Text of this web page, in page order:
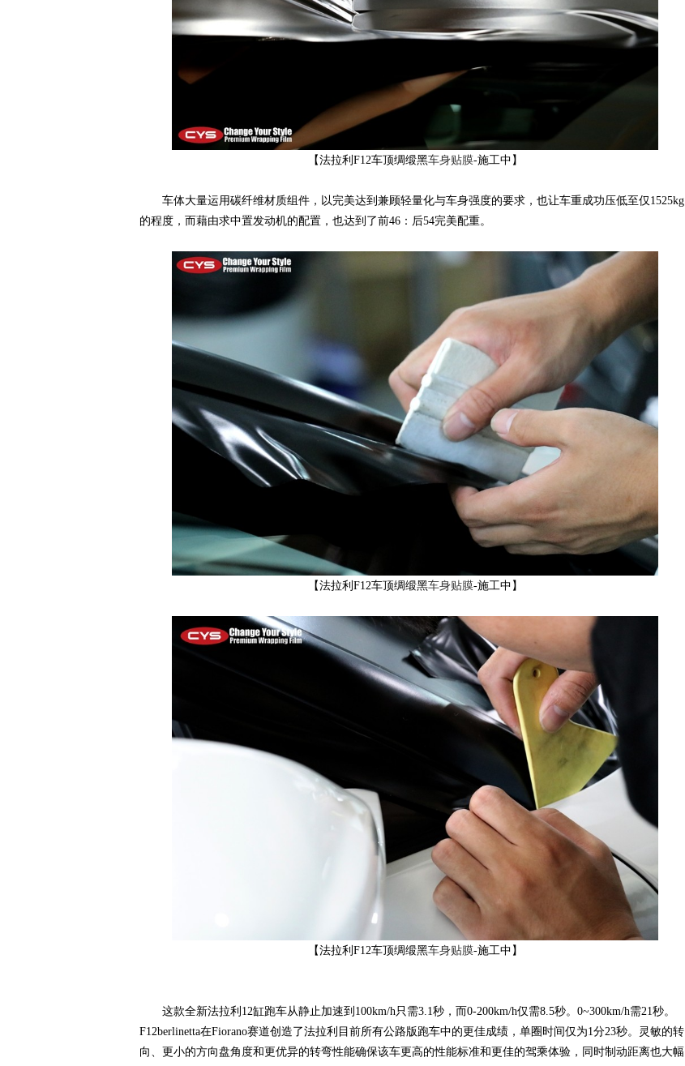
【法拉利F12车顶绸缎黑车身贴膜-施工中】
车体大量运用碳纤维材质组件，以完美达到兼顾轻量化与车身强度的要求，也让车重成功压低至仅1525kg
的程度，而藉由求中置发动机的配置，也达到了前46：后54完美配重。
【法拉利F12车顶绸缎黑车身贴膜-施工中】
【法拉利F12车顶绸缎黑车身贴膜-施工中】
这款全新法拉利12缸跑车从静止加速到100km/h只需3.1秒，而0-200km/h仅需8.5秒。0~300km/h需21秒。
F12berlinetta在Fiorano赛道创造了法拉利目前所有公路版跑车中的更佳成绩，单圈时间仅为1分23秒。灵敏的转
向、更小的方向盘角度和更优异的转弯性能确保该车更高的性能标准和更佳的驾乘体验，同时制动距离也大幅